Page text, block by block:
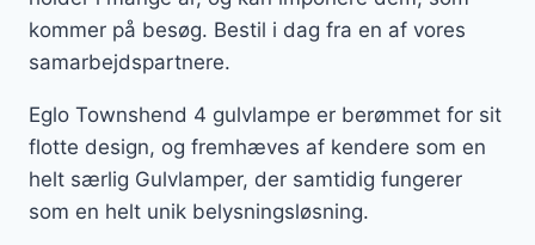
kommer på besøg. Bestil i dag fra en af vores
samarbejdspartnere.
Eglo Townshend 4 gulvlampe er berømmet for sit
flotte design, og fremhæves af kendere som en
helt særlig Gulvlamper, der samtidig fungerer
som en helt unik belysningsløsning.